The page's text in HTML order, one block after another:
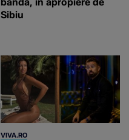
Sibiu
VIVA.RO